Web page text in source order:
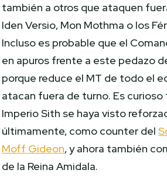
también a otros que ataquen
Iden Versio, Mon Mothma o los
Incluso es probable que el
en apuros frente a este pedazo
porque reduce el MT de todo el
atacan fuera de turno. Es
Imperio Sith se haya visto
últimamente, como counter del
Moff Gideon, y ahora también
de la Reina Amidala.